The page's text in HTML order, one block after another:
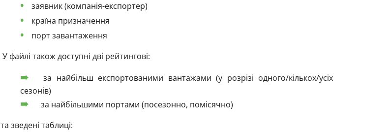
заявник (компанія-експортер)
країна призначення
порт завантаження
У файлі також доступні дві рейтингові:
за найбільш експортованими вантажами (у розрізі одного/кількох/усіх
сезонів)
за найбільшими портами (посезонно, помісячно)
та зведені таблиці: